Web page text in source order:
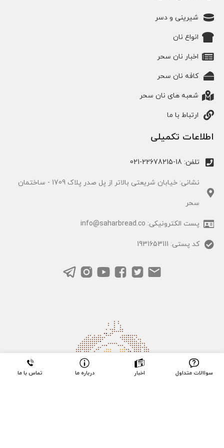
شیرینی و دسر
انواع نان
اخبار نان سحر
کافه نان سحر
شعبه های نان سحر
ارتباط با ما
اطلاعات تکمیلی
تلفن: 18-22678215-021
نشانی: خیابان شریعتی بالاتر از پل صدر پلاک 1709 - ساختمان
سحر
پست الکترونیکی: info@saharbread.co
کد پستی: 1931653111
سواالات متداول اخبار درباره ما تماس با ما